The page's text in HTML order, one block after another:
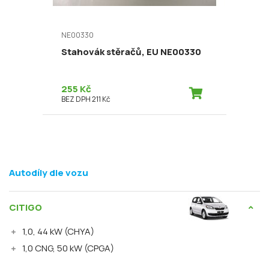
NE00330
Stahovák stěračů, EU NE00330
255 Kč
BEZ DPH 211 Kč
Autodíly dle vozu
CITIGO
1,0, 44 kW (CHYA)
1,0 CNG, 50 kW (CPGA)